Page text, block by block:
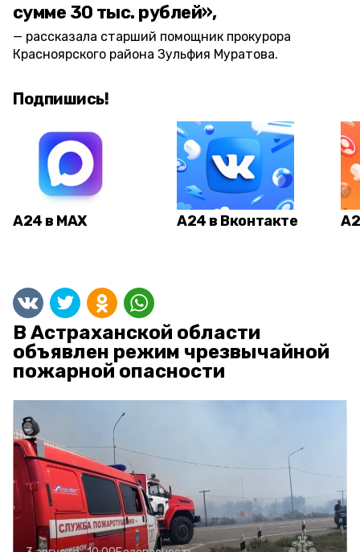
сумме 30 тыс. рублей»,
рассказала старший помощник прокурора
Красноярского района Зульфия Муратова.
Подпишись!
А24 в MAX А24 в Вконтакте
В Астраханской области
объявлен режим чрезвычайной
пожарной опасности